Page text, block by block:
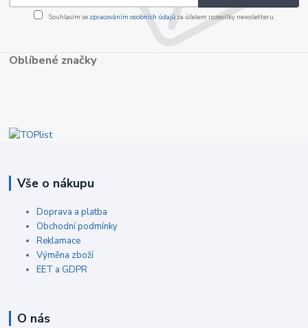
Souhlasím se zpracováním osobních údajůza účelem rozesílky newsletteru.
Oblíbené značky
Vše o nákupu
Doprava a platba
Obchodní podmínky
Reklamace
Výměna zboží
EET a GDPR
O nás